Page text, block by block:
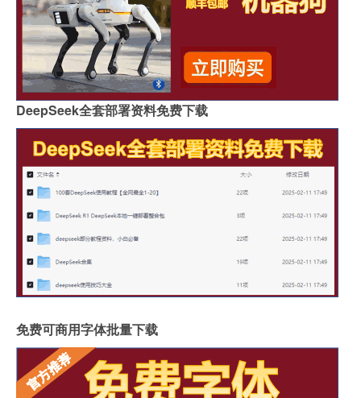
DeepSeek全套部署资料免费下载
免费可商用字体批量下载